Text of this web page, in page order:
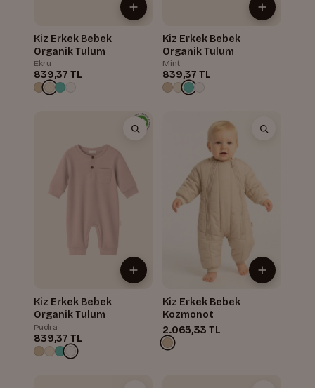
Kiz Erkek Bebek
Organik Tulum
Ekru
839,37 TL
Kiz Erkek Bebek
Organik Tulum
Mint
839,37 TL
Kiz Erkek Bebek
Organik Tulum
Pudra
839,37 TL
Kiz Erkek Bebek
Kozmonot
2.065,33 TL